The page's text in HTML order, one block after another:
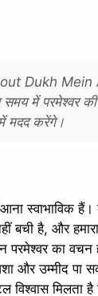
Dukh Mein
में परमेश्वर
मदद करेंगे।
स्वाभाविक हैं।
बची है, और
परमेश्वर का वचन
और उम्मीद पा
मिलता है